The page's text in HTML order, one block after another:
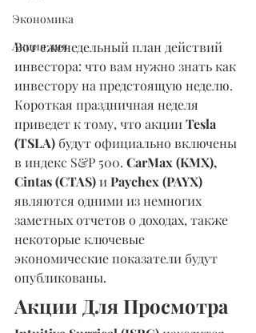
Экономика
Акция дня
Вот еженедельный план действий
инвестора: что вам нужно знать как
инвестору на предстоящую неделю.
Короткая праздничная неделя
приведет к тому, что акции Tesla
(TSLA) будут официально включены
в индекс S&P 500. CarMax (KMX),
Cintas (CTAS) и Paychex (PAYX)
являются одними из немногих
заметных отчетов о доходах, также
некоторые ключевые
экономические показатели будут
опубликованы.
Акции Для Просмотра